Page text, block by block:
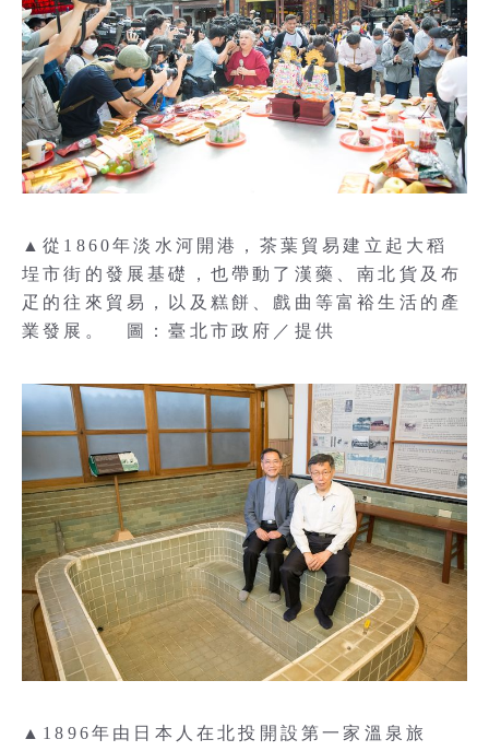
▲從1860年淡水河開港，茶葉貿易建立起大稻
埕市街的發展基礎，也帶動了漢藥、南北貨及布
疋的往來貿易，以及糕餅、戲曲等富裕生活的產
業發展。 圖：臺北市政府／提供
▲1896年由日本人在北投開設第一家溫泉旅